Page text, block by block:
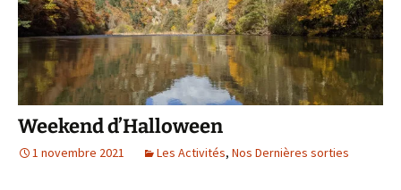
Weekend d’Halloween
1 novembre 2021 Les Activités, Nos Dernières sorties